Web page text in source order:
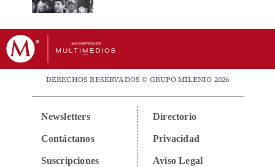
DERECHOS RESERVADOS © GRUPO MILENIO 2026
Newsletters
Contáctanos
Suscripciones
Directorio
Privacidad
Aviso Legal